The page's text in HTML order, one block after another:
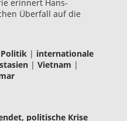
erinnert Hans-
Überfall auf die
| internationale
| Vietnam |
politische Krise